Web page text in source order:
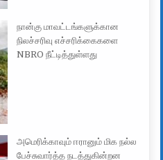
நான்கு மாவட்டங்களுக்கான
நிலச்சரிவு எச்சரிக்கைகளை
NBRO நீட்டித்துள்ளது
அமெரிக்காவும் ஈரானும் மிக நல்ல
பேச்சுவார்த்த நடத்துகின்றன